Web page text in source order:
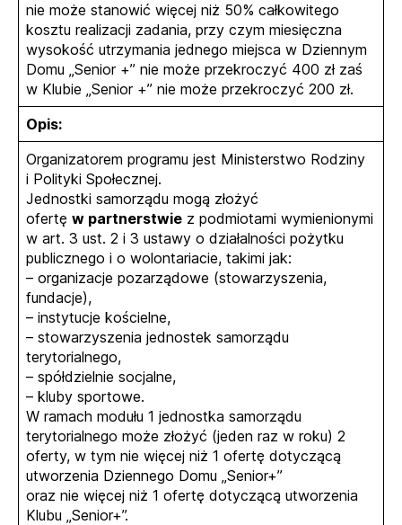
nie może stanowić więcej niż 50% całkowitego
kosztu realizacji zadania, przy czym miesięczna
wysokość utrzymania jednego miejsca w Dziennym
Domu „Senior +” nie może przekroczyć 400 zł zaś
w Klubie „Senior +” nie może przekroczyć 200 zł.
Opis:
Organizatorem programu jest Ministerstwo Rodziny
i Polityki Społecznej.
Jednostki samorządu mogą złożyć
ofertę w partnerstwie z podmiotami wymienionymi
w art. 3 ust. 2 i 3 ustawy o działalności pożytku
publicznego i o wolontariacie, takimi jak:
– organizacje pozarządowe (stowarzyszenia,
fundacje),
– instytucje kościelne,
– stowarzyszenia jednostek samorządu
terytorialnego,
– spółdzielnie socjalne,
– kluby sportowe.
W ramach modułu 1 jednostka samorządu
terytorialnego może złożyć (jeden raz w roku) 2
oferty, w tym nie więcej niż 1 ofertę dotyczącą
utworzenia Dziennego Domu „Senior+”
oraz nie więcej niż 1 ofertę dotyczącą utworzenia
Klubu „Senior+”.